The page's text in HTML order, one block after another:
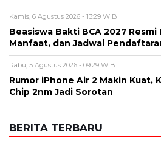
Kamis, 6 Agustus 2026 - 13:29 WIB
Beasiswa Bakti BCA 2027 Resmi
Manfaat, dan Jadwal
Rabu, 5 Agustus 2026 - 09:29 WIB
Rumor iPhone Air 2 Makin Kuat,
Chip 2nm Jadi Sorotan
BERITA TERBARU